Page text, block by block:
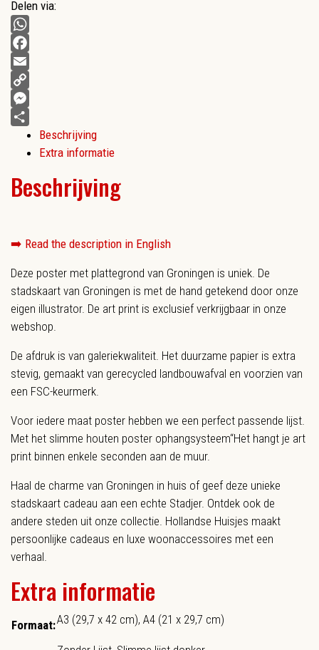
Delen via:
WhatsApp
Facebook
Email
Copy
Link
Messenger
Delen
Beschrijving
Extra informatie
Beschrijving
➡️ Read the description in English
Deze poster met plattegrond van Groningen is uniek. De
stadskaart van Groningen is met de hand getekend door onze
eigen illustrator. De art print is exclusief verkrijgbaar in onze
webshop.
De afdruk is van galeriekwaliteit. Het duurzame papier is extra
stevig, gemaakt van gerecycled landbouwafval en voorzien van
een FSC-keurmerk.
Voor iedere maat poster hebben we een perfect passende lijst.
Met het slimme houten poster ophangsysteem“Het hangt je art
print binnen enkele seconden aan de muur.
Haal de charme van Groningen in huis of geef deze unieke
stadskaart cadeau aan een echte Stadjer. Ontdek ook de
andere steden uit onze collectie. Hollandse Huisjes maakt
persoonlijke cadeaus en luxe woonaccessoires met een
verhaal.
Extra informatie
Formaat:A3 (29,7 x 42 cm), A4 (21 x 29,7 cm)